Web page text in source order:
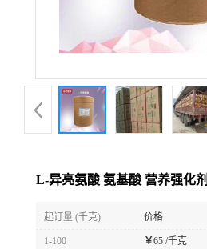
L-异亮氨酸 氨基酸 营养强化剂
起订量 (千克) 价格
1-100 ￥65 /千克